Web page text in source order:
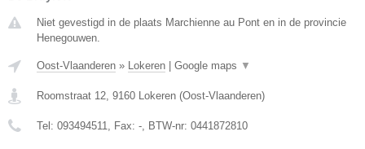
Niet gevestigd in de plaats Marchienne au Pont en in de provincie
Henegouwen.
Oost-Vlaanderen » Lokeren Google maps ▼
Roomstraat 12, 9160 Lokeren (Oost-Vlaanderen)
Tel: 093494511, Fax: -, BTW-nr: 0441872810